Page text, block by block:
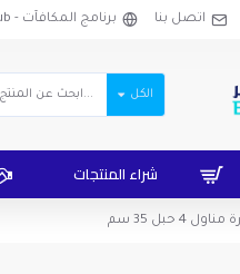
اتصل بنا برنامج المكافآت - EgyLifts Club
الكل
شراء المنتجات
4 حبل 35 سم